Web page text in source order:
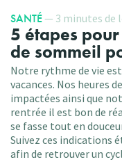
SANTÉ— 3 minutes de
5 étapes
de sommeil
Notre rythme de vie
vacances. Nos heures
impactées ainsi que
rentrée il est bon de
se fasse tout en
Suivez ces indications
afin de retrouver un